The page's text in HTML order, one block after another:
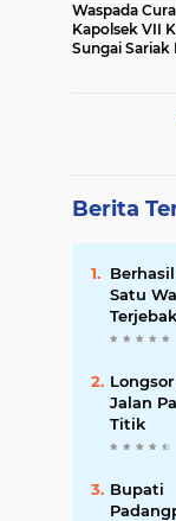
Waspada
Kapolsek VII
Sungai Sariak
Berita
Satu
Jalan
Titik
Bupati